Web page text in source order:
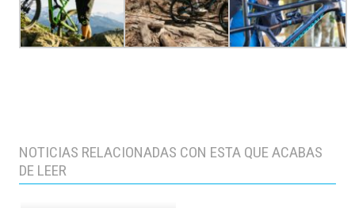
NOTICIAS RELACIONADAS CON ESTA QUE ACABAS
DE LEER